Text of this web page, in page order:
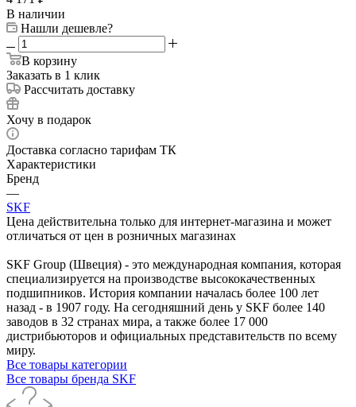
В наличии
Нашли дешевле?
В корзину
Заказать в 1 клик
Рассчитать доставку
Хочу в подарок
Доставка согласно тарифам ТК
Характеристики
Бренд
—
SKF
Цена действительна только для интернет-магазина и может
отличаться от цен в розничных магазинах
SKF Group (Швеция) - это международная компания, которая
специализируется на производстве высококачественных
подшипников. История компании началась более 100 лет
назад - в 1907 году. На сегодняшний день у SKF более 140
заводов в 32 странах мира, а также более 17 000
дистрибьюторов и официальных представительств по всему
миру.
Все товары категории
Все товары бренда SKF